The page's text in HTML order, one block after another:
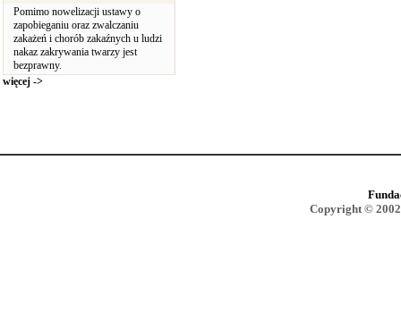
Pomimo nowelizacji ustawy o
zapobieganiu oraz zwalczaniu
zakażeń i chorób zakaźnych u ludzi
nakaz zakrywania twarzy jest
bezprawny.
więcej ->
Copyright ©